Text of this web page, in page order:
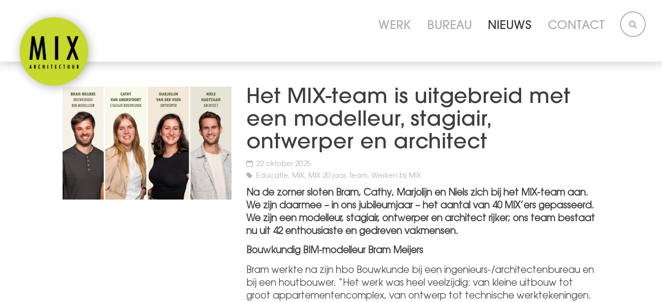
WERK BUREAU NIEUWS CONTACT
Het MIX-team is uitgebreid met
een modelleur, stagiair,
ontwerper en architect
22 oktober 2025
Educatie, MIX, MIX 20 jaar, Team, Werken bij MIX
Na de zomer sloten Bram, Cathy, Marjolijn en Niels zich bij het MIX-team aan.
We zijn daarmee – in ons jubileumjaar – het aantal van 40 MIX’ers gepasseerd.
We zijn een modelleur, stagiair, ontwerper en architect rijker; ons team bestaat
nu uit 42 enthousiaste en gedreven vakmensen.
Bouwkundig BIM-modelleur Bram Meijers
Bram werkte na zijn hbo Bouwkunde bij een ingenieurs-/architectenbureau en
bij een houtbouwer. “Het werk was heel veelzijdig: van kleine uitbouw tot
groot appartementencomplex, van ontwerp tot technische werktekeningen.